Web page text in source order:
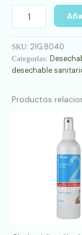
SKU: 21G.8040
Categorías:
desechable
Productos